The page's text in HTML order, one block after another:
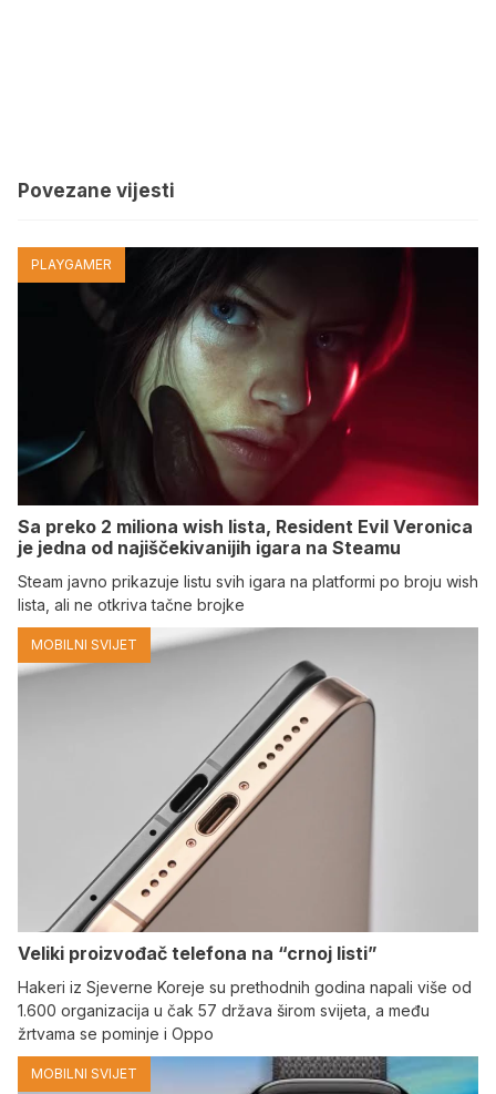
Povezane vijesti
PLAYGAMER
Sa preko 2 miliona wish lista, Resident Evil Veronica
je jedna od najiščekivanijih igara na Steamu
Steam javno prikazuje listu svih igara na platformi po broju wish
lista, ali ne otkriva tačne brojke
MOBILNI SVIJET
Veliki proizvođač telefona na “crnoj listi”
Hakeri iz Sjeverne Koreje su prethodnih godina napali više od
1.600 organizacija u čak 57 država širom svijeta, a među
žrtvama se pominje i Oppo
MOBILNI SVIJET